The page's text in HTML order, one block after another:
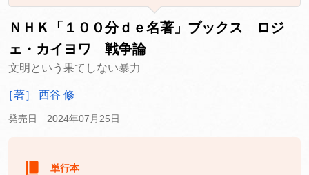
ＮＨＫ「１００分ｄｅ名著」ブックス ロジ
ェ・カイヨワ 戦争論
文明という果てしない暴力
［著］ 西谷 修
発売日 2024年07月25日
単行本